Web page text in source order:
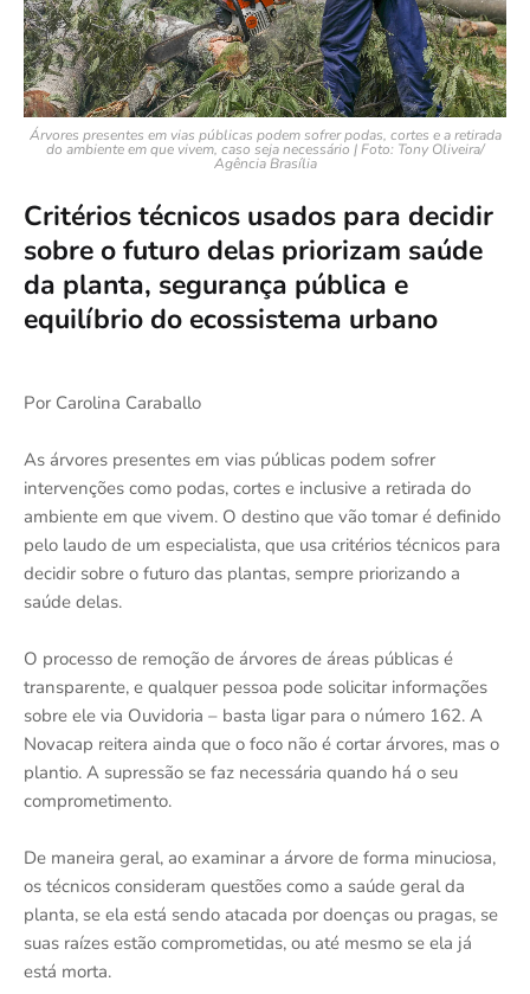
Árvores presentes em vias públicas podem sofrer podas, cortes e a retirada
do ambiente em que vivem, caso seja necessário | Foto: Tony Oliveira/
Agência Brasília
Critérios técnicos usados para decidir
sobre o futuro delas priorizam saúde
da planta, segurança pública e
equilíbrio do ecossistema urbano
Por Carolina Caraballo
As árvores presentes em vias públicas podem sofrer
intervenções como podas, cortes e inclusive a retirada do
ambiente em que vivem. O destino que vão tomar é definido
pelo laudo de um especialista, que usa critérios técnicos para
decidir sobre o futuro das plantas, sempre priorizando a
saúde delas.
O processo de remoção de árvores de áreas públicas é
transparente, e qualquer pessoa pode solicitar informações
sobre ele via Ouvidoria – basta ligar para o número 162. A
Novacap reitera ainda que o foco não é cortar árvores, mas o
plantio. A supressão se faz necessária quando há o seu
comprometimento.
De maneira geral, ao examinar a árvore de forma minuciosa,
os técnicos consideram questões como a saúde geral da
planta, se ela está sendo atacada por doenças ou pragas, se
suas raízes estão comprometidas, ou até mesmo se ela já
está morta.